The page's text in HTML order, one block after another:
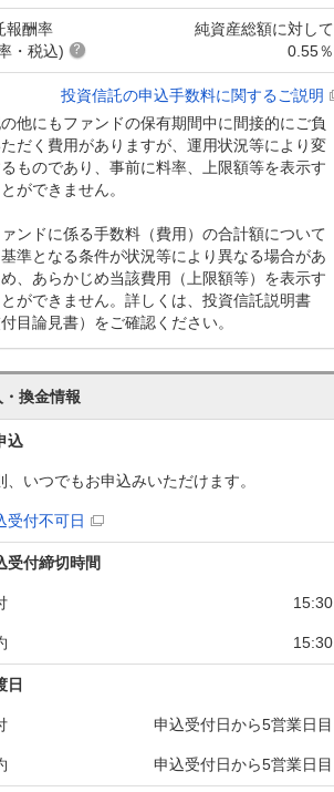
報酬率
・税込)
純資産総額に対して
0.55％
投資信託の申込手数料に関するご説明
の他にもファンドの保有期間中に間接的にご負
だく費用がありますが、運用状況等により変
ものであり、事前に料率、上限額等を表示す
ができません。
ンドに係る手数料（費用）の合計額について
準となる条件が状況等により異なる場合があ
、あらかじめ当該費用（上限額等）を表示す
ができません。詳しくは、投資信託説明書
付目論見書）をご確認ください。
・換金情報
込
、いつでもお申込みいただけます。
受付不可日
受付締切時間
15:30
15:30
日
申込受付日から5営業日目
申込受付日から5営業日目